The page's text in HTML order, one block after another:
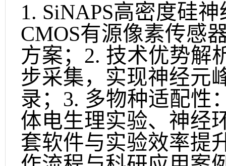
1. SiNAPS高密度硅
CMOS有源像素传感
方案；2. 技术优势解
步采集，实现神经元
录；3. 多物种适配性
体电生理实验、神经
套软件与实验效率提